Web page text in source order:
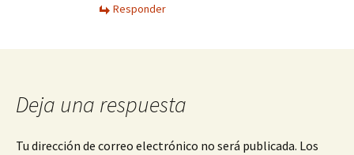
Responder
Deja una respuesta
Tu dirección de correo electrónico no será publicada. Los